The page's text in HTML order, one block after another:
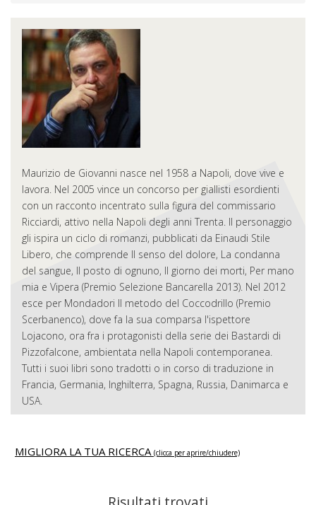
Maurizio de Giovanni nasce nel 1958 a Napoli, dove vive e
lavora. Nel 2005 vince un concorso per giallisti esordienti
con un racconto incentrato sulla figura del commissario
Ricciardi, attivo nella Napoli degli anni Trenta. Il personaggio
gli ispira un ciclo di romanzi, pubblicati da Einaudi Stile
Libero, che comprende Il senso del dolore, La condanna
del sangue, Il posto di ognuno, Il giorno dei morti, Per mano
mia e Vipera (Premio Selezione Bancarella 2013). Nel 2012
esce per Mondadori Il metodo del Coccodrillo (Premio
Scerbanenco), dove fa la sua comparsa l'ispettore
Lojacono, ora fra i protagonisti della serie dei Bastardi di
Pizzofalcone, ambientata nella Napoli contemporanea.
Tutti i suoi libri sono tradotti o in corso di traduzione in
Francia, Germania, Inghilterra, Spagna, Russia, Danimarca e
USA.
MIGLIORA LA TUA RICERCA (clicca per aprire/chiudere)